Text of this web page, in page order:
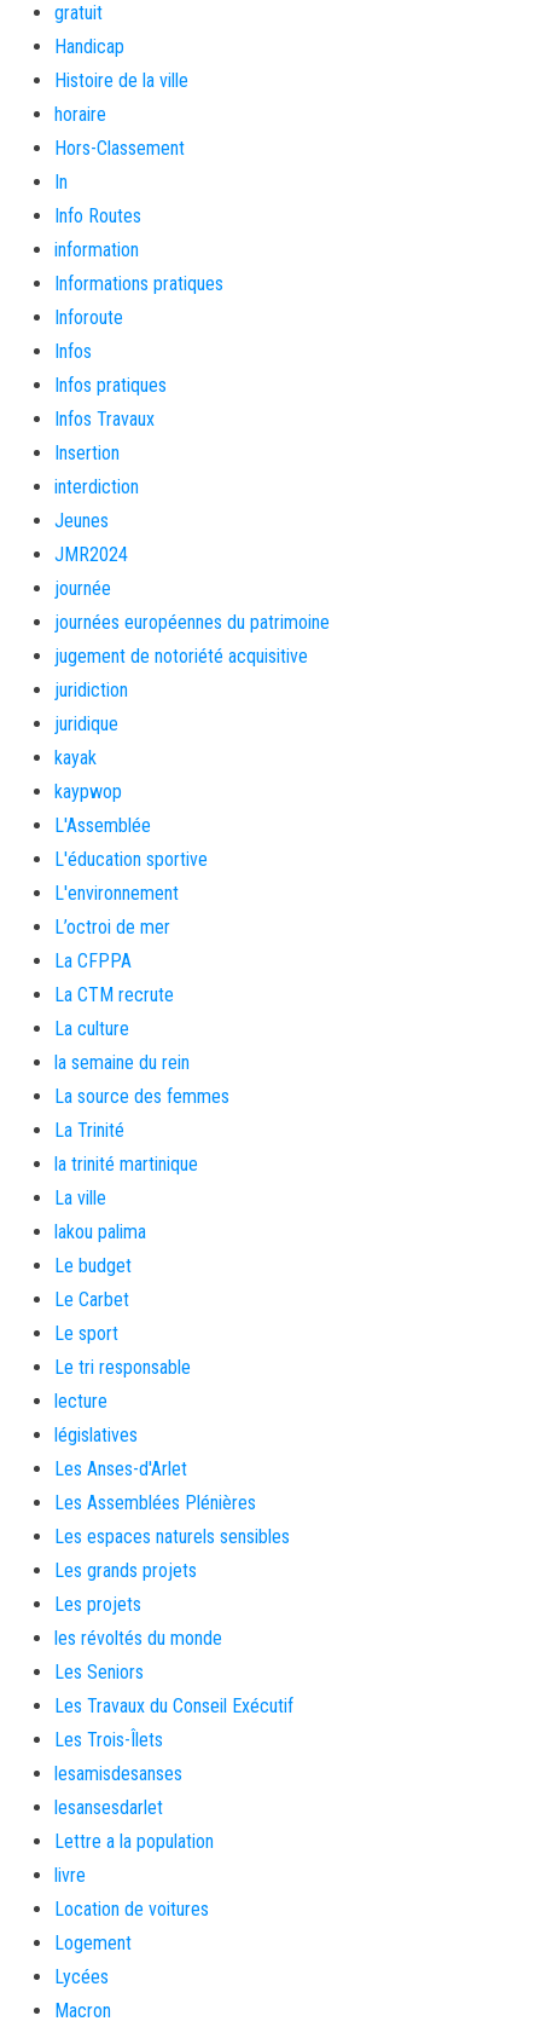
gratuit
Handicap
Histoire de la ville
horaire
Hors-Classement
In
Info Routes
information
Informations pratiques
Inforoute
Infos
Infos pratiques
Infos Travaux
Insertion
interdiction
Jeunes
JMR2024
journée
journées européennes du patrimoine
jugement de notoriété acquisitive
juridiction
juridique
kayak
kaypwop
L'Assemblée
L'éducation sportive
L'environnement
L’octroi de mer
La CFPPA
La CTM recrute
La culture
la semaine du rein
La source des femmes
La Trinité
la trinité martinique
La ville
lakou palima
Le budget
Le Carbet
Le sport
Le tri responsable
lecture
législatives
Les Anses-d'Arlet
Les Assemblées Plénières
Les espaces naturels sensibles
Les grands projets
Les projets
les révoltés du monde
Les Seniors
Les Travaux du Conseil Exécutif
Les Trois-Îlets
lesamisdesanses
lesansesdarlet
Lettre a la population
livre
Location de voitures
Logement
Lycées
Macron